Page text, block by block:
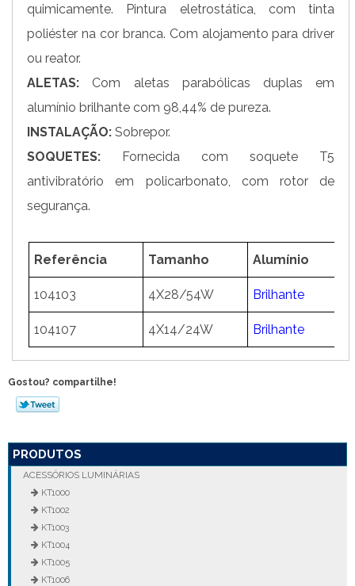
quimicamente. Pintura eletrostática, com tinta
poliéster na cor branca. Com alojamento para driver
ou reator.
ALETAS: Com aletas parabólicas duplas em
alumínio brilhante com 98,44% de pureza.
INSTALAÇÃO: Sobrepor.
SOQUETES: Fornecida com soquete T5
antivibratório em policarbonato, com rotor de
segurança.
Referência Tamanho Alumínio
104103 4X28/54W Brilhante
104107 4X14/24W Brilhante
Gostou? compartilhe!
PRODUTOS
ACESSÓRIOS LUMINÁRIAS
KT1000
KT1002
KT1003
KT1004
KT1005
KT1006